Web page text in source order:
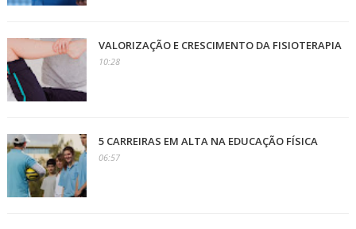
VALORIZAÇÃO E CRESCIMENTO DA FISIOTERAPIA
10:28
5 CARREIRAS EM ALTA NA EDUCAÇÃO FÍSICA
06:57